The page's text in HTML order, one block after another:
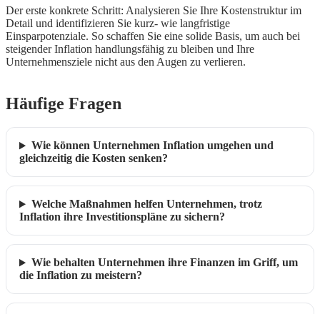
Der erste konkrete Schritt: Analysieren Sie Ihre Kostenstruktur im
Detail und identifizieren Sie kurz- wie langfristige
Einsparpotenziale. So schaffen Sie eine solide Basis, um auch bei
steigender Inflation handlungsfähig zu bleiben und Ihre
Unternehmensziele nicht aus den Augen zu verlieren.
Häufige Fragen
Wie können Unternehmen Inflation umgehen und
gleichzeitig die Kosten senken?
Welche Maßnahmen helfen Unternehmen, trotz
Inflation ihre Investitionspläne zu sichern?
Wie behalten Unternehmen ihre Finanzen im Griff, um
die Inflation zu meistern?